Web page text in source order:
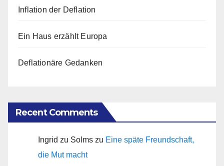
Inflation der Deflation
Ein Haus erzählt Europa
Deflationäre Gedanken
Recent Comments
Ingrid zu Solms zu Eine späte Freundschaft,
die Mut macht